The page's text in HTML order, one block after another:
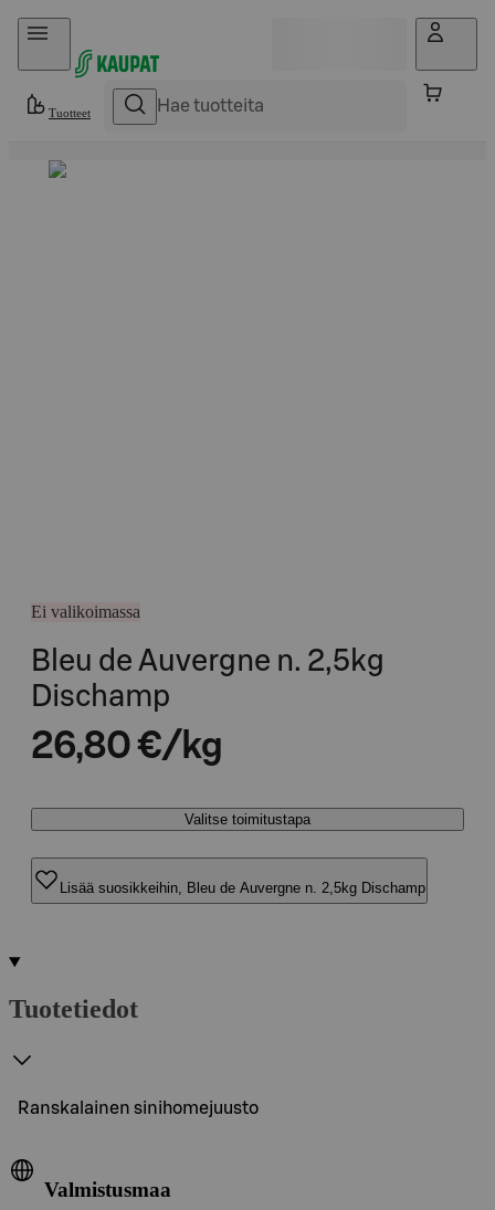
Hyppää sisältöön
Tuotteet
Ei valikoimassa
Bleu de Auvergne n. 2,5kg
Dischamp
26,80 €/kg
Valitse toimitustapa
Lisää suosikkeihin, Bleu de Auvergne n. 2,5kg Dischamp
Tuotetiedot
Ranskalainen sinihomejuusto
Valmistusmaa